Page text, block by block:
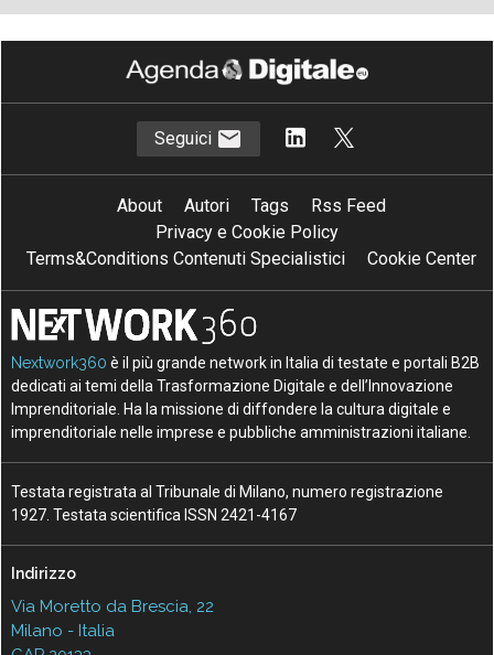
Seguici
About Autori Tags
Rss Feed
Privacy e Cookie Policy
Terms&Conditions Contenuti Specialistici
Cookie Center
Nextwork360 è il più grande network in Italia di testate e portali B2B
dedicati ai temi della Trasformazione Digitale e dell’Innovazione
Imprenditoriale. Ha la missione di diffondere la cultura digitale e
imprenditoriale nelle imprese e pubbliche amministrazioni italiane.
Testata registrata al Tribunale di Milano, numero registrazione
1927. Testata scientifica ISSN 2421-4167
Indirizzo
Via Moretto da Brescia, 22
Milano - Italia